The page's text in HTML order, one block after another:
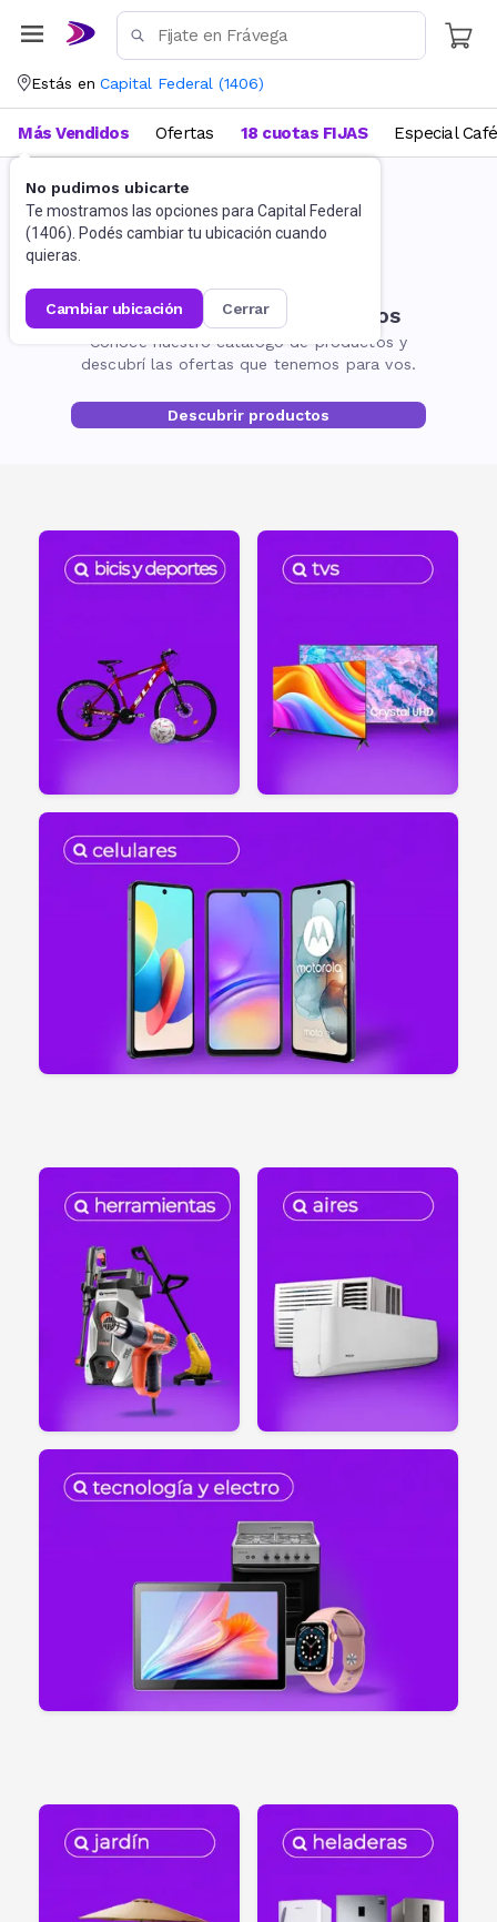
Estás en Capital Federal (1406)
No pudimos ubicarte
Te mostramos las opciones para Capital Federal
(1406). Podés cambiar tu ubicación cuando
quieras.
cambiar ubicación cerrar
Más Vendidos Ofertas 18 cuotas FIJAS Especial Café
No encontramos resultados
Conocé nuestro catálogo de productos y
descubrí las ofertas que tenemos para vos.
Descubrir productos